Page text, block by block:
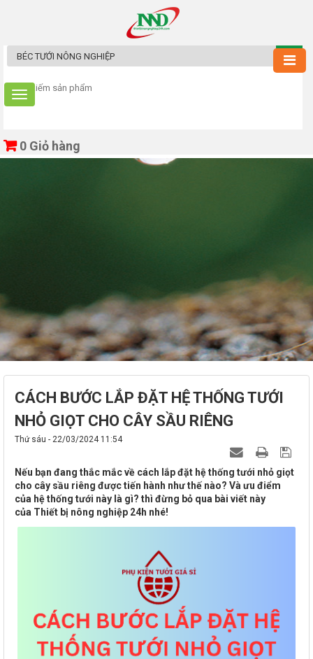
0 Giỏ hàng
CÁCH BƯỚC LẮP ĐẶT HỆ THỐNG TƯỚI
NHỎ GIỌT CHO CÂY SẦU RIÊNG
Thứ sáu - 22/03/2024 11:54
Nếu bạn đang thắc mắc về cách lắp đặt hệ thống tưới nhỏ giọt
cho cây sầu riêng được tiến hành như thế nào? Và ưu điểm
của hệ thống tưới này là gì? thì đừng bỏ qua bài viết này
của Thiết bị nông nghiệp 24h nhé!